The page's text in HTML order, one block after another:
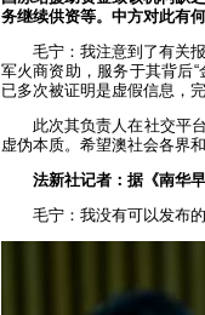
务继续供资等。中方对此有
毛宁：我注意到了有关
军火商资助，服务于其背后“
已多次被证明是虚假信息，
此次其负责人在社交平
虚伪本质。希望澳社会各界
法新社记者：据《南华
毛宁：我没有可以发布的